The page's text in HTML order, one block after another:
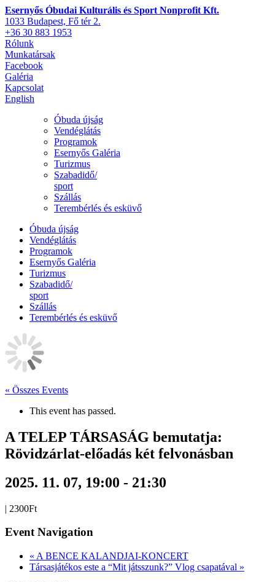
Esernyős Óbudai Kulturális és Sport Nonprofit Kft.
1033 Budapest, Fő tér 2.
+36 30 883 1953
Rólunk
Munkatársak
Facebook
Galéria
Kapcsolat
English
Óbuda újság
Vendéglátás
Programok
Esernyős Galéria
Turizmus
Szabadidő/
sport
Szállás
Terembérlés és esküvő
Óbuda újság
Vendéglátás
Programok
Esernyős Galéria
Turizmus
Szabadidő/
sport
Szállás
Terembérlés és esküvő
« Összes Events
This event has passed.
A TELEP TÁRSASÁG bemutatja:
Rövidzárlat-előadás két felvonásban
2025. 11. 07, 19:00 - 21:30
| 2300Ft
Event Navigation
« A BENCE KALANDJAI-KONCERT
Társasjátékos este a “Mit játsszunk?” Vlog csapatával »